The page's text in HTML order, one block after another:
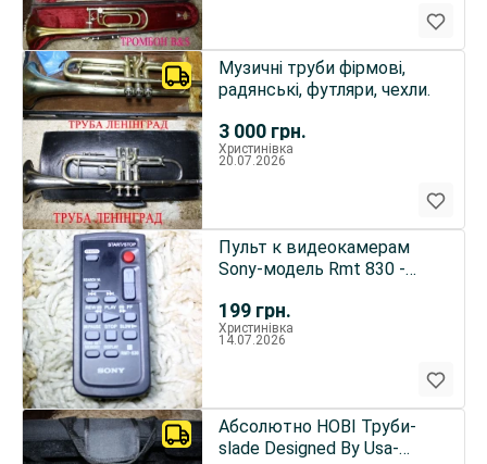
3 000 грн.
Музичні труби фірмові,
радянські, футляри, чехли.
Христинівка
20.07.2026
199 грн.
Пульт к видеокамерам
Sony-модель Rmt 830 -
Христинівка
14.07.2026
Абсолютно НОВІ Труби-
slade Designed By Usa-